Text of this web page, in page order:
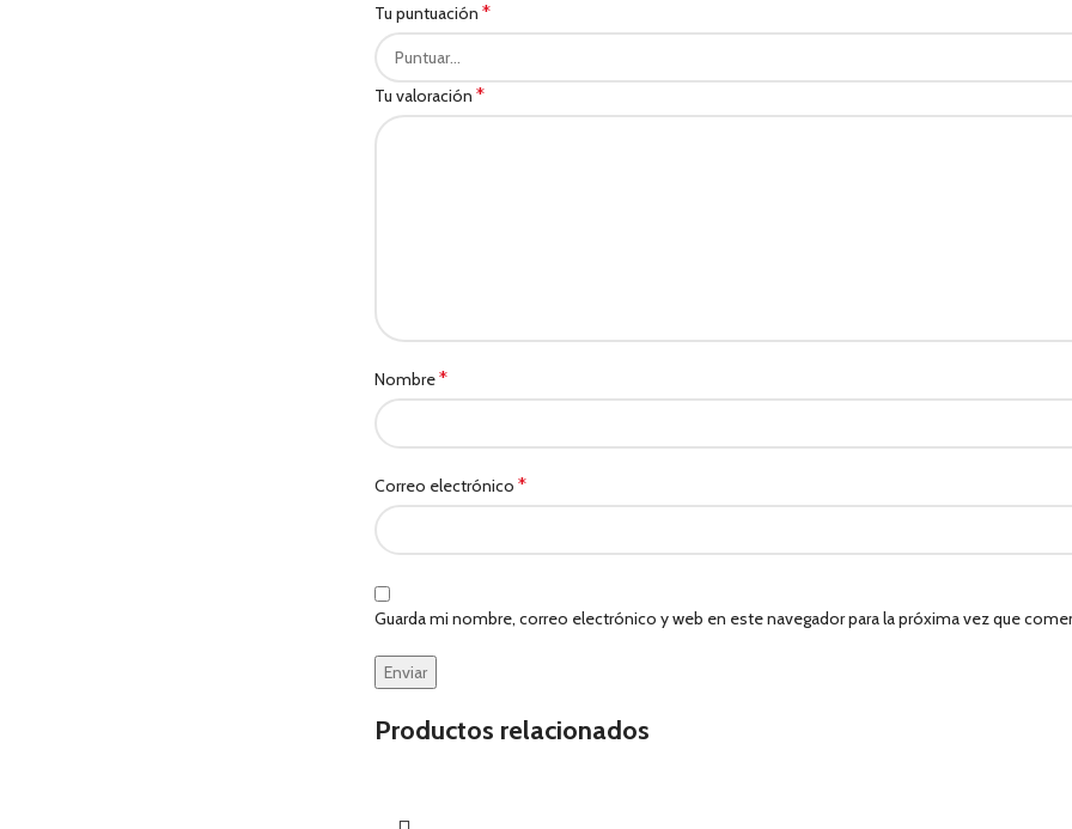
Tu puntuación *
Tu valoración *
Nombre*
Correo electrónico *
Guarda mi nombre, correo electrónico y web en este navegador para la próxima vez que
Productos relacionados